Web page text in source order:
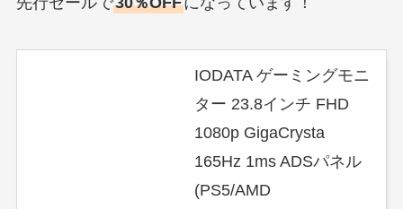
IODATA ゲーミングモニ
ター 23.8インチ FHD
1080p GigaCrysta
165Hz 1ms ADSパネル
(PS5/AMD